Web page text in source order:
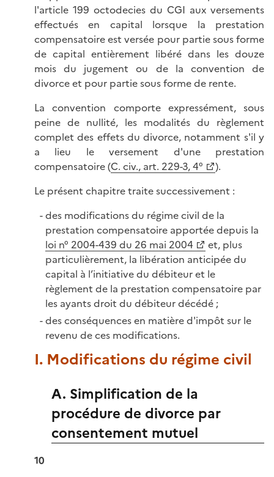
l'article 199 octodecies du CGI aux versements
effectués en capital lorsque la prestation
compensatoire est versée pour partie sous forme
de capital entièrement libéré dans les douze
mois du jugement ou de la convention de
divorce et pour partie sous forme de rente.
La convention comporte expressément, sous
peine de nullité, les modalités du règlement
complet des effets du divorce, notamment s'il y
a lieu le versement d'une prestation
compensatoire (C. civ., art. 229-3, 4°
).
Le présent chapitre traite successivement :
des modifications du régime civil de la
prestation compensatoire apportée depuis la
loi n° 2004-439 du 26 mai 2004
et, plus
particulièrement, la libération anticipée du
capital à l’initiative du débiteur et le
règlement de la prestation compensatoire par
les ayants droit du débiteur décédé ;
des conséquences en matière d'impôt sur le
revenu de ces modifications.
I. Modifications du régime civil
A. Simplification de la
procédure de divorce par
consentement mutuel
10